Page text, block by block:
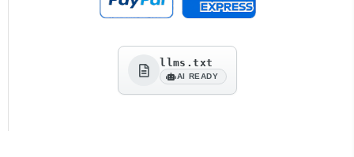
llms.txt
AI READY